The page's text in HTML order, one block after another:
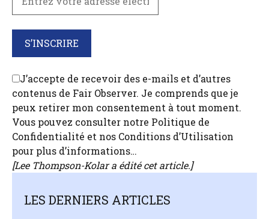
J’accepte de recevoir des e-mails et d’autres
contenus de Fair Observer. Je comprends que je
peux retirer mon consentement à tout moment.
Vous pouvez consulter notre Politique de
Confidentialité et nos Conditions d’Utilisation
pour plus d’informations…
[Lee Thompson-Kolara édité cet article.]
LES DERNIERS ARTICLES